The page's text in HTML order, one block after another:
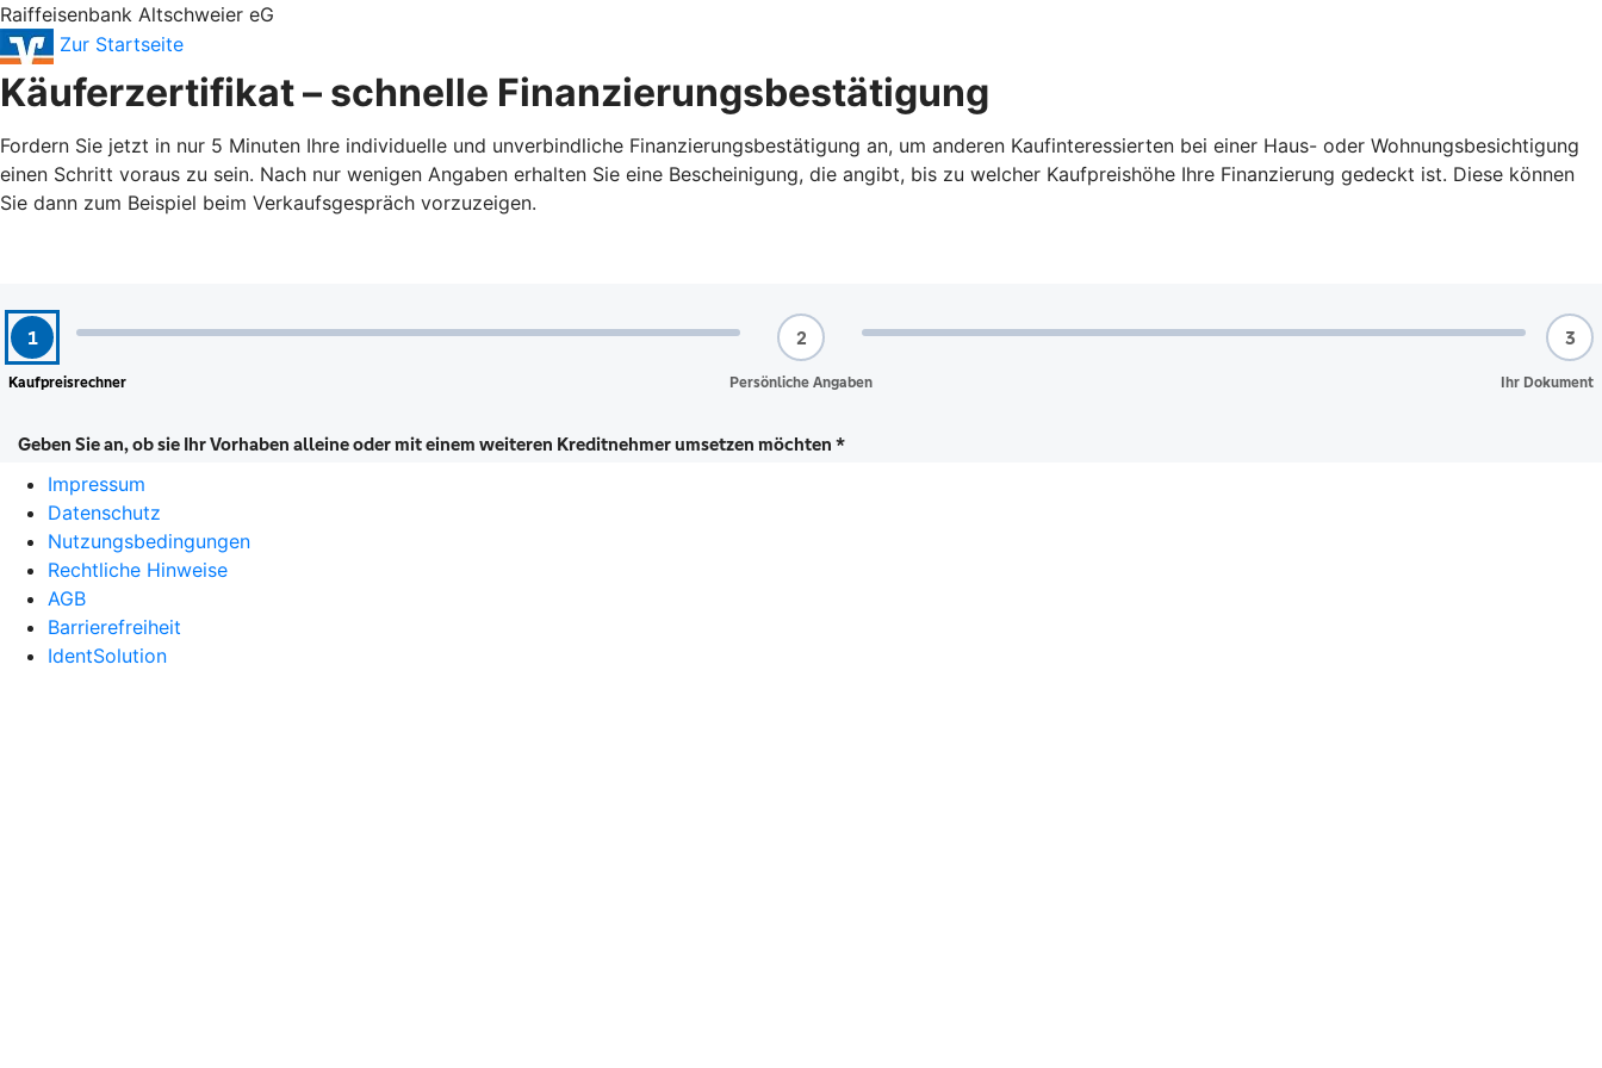
Raiffeisenbank Altschweier eG
Zur Startseite
Käuferzertifikat – schnelle Finanzierungsbestätigung
Fordern Sie jetzt in nur 5 Minuten Ihre individuelle und unverbindliche Finanzierungsbestätigung an, um anderen Kaufinteressierten bei einer Haus- oder Wohnungsbesichtigung
einen Schritt voraus zu sein. Nach nur wenigen Angaben erhalten Sie eine Bescheinigung, die angibt, bis zu welcher Kaufpreishöhe Ihre Finanzierung gedeckt ist. Diese können
Sie dann zum Beispiel beim Verkaufsgespräch vorzuzeigen.
Impressum
Datenschutz
Nutzungsbedingungen
Rechtliche Hinweise
AGB
Barrierefreiheit
IdentSolution